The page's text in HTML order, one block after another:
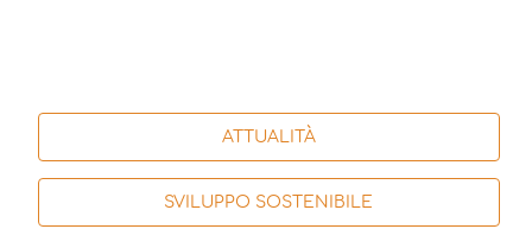
ATTUALITÀ
SVILUPPO SOSTENIBILE